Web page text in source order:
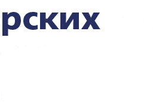
российские
на свежую
площадках
Украине.
в разделе